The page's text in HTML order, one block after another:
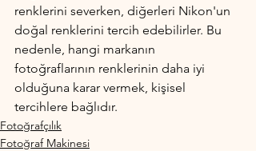
renklerini severken, diğerleri Nikon'un
doğal renklerini tercih edebilirler. Bu
nedenle, hangi markanın
fotoğraflarının renklerinin daha iyi
olduğuna karar vermek, kişisel
tercihlere bağlıdır.
Fotoğrafçılık
Fotoğraf Makinesi